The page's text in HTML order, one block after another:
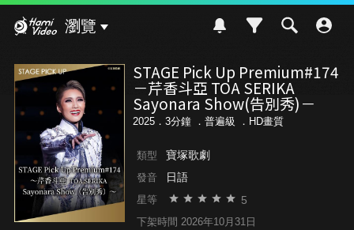
瀏覽
STAGE Pick Up Premium#174
－芹香斗亞 TOA SERIKA
Sayonara Show(告別秀)－
2025．3分鐘 ． 普遍級 ．HD畫質
類型 寶塚歌劇
發音 日語
星等 5
下架時間 2026年10月31日